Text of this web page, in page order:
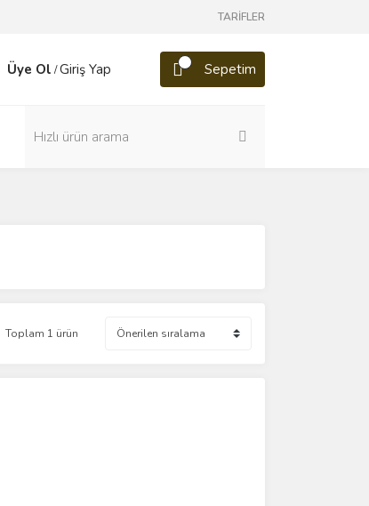
TARİFLER
Üye Ol /Giriş Yap Sepetim
Toplam 1 ürün